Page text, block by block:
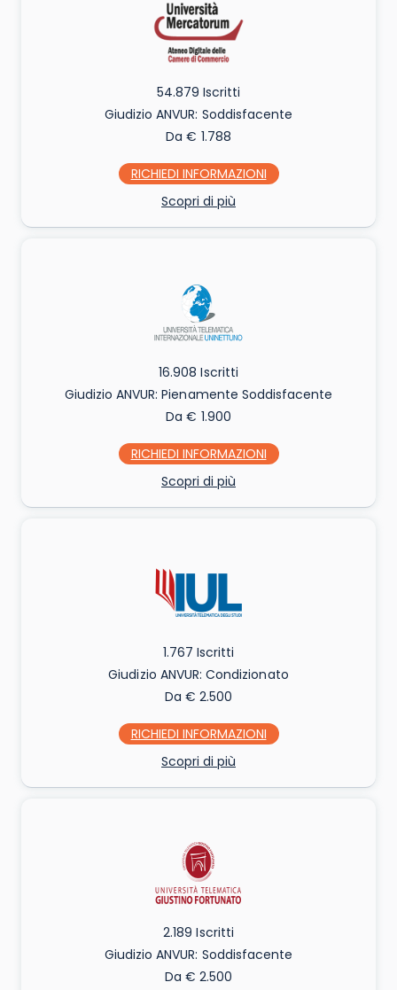
54.879 Iscritti
Giudizio ANVUR: Soddisfacente
Da € 1.788
RICHIEDI INFO
Scopri di più
16.908 Iscritti
Giudizio ANVUR: Pienamente Soddisfacente
Da € 1.900
RICHIEDI INFO
Scopri di più
1.767 Iscritti
Giudizio ANVUR: Condizionato
Da € 2.500
RICHIEDI INFO
Scopri di più
2.189 Iscritti
Giudizio ANVUR: Soddisfacente
Da € 2.500